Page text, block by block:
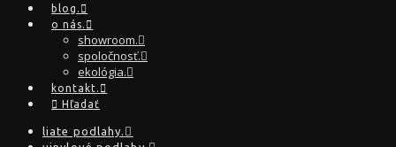
blog.
o nás.
showroom.
spoločnosť.
ekológia.
kontakt.
Hľadať
liate podlahy.